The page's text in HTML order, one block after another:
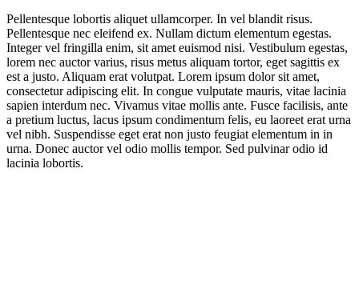
Pellentesque lobortis aliquet ullamcorper. In vel blandit risus.
Pellentesque nec eleifend ex. Nullam dictum elementum egestas.
Integer vel fringilla enim, sit amet euismod nisi. Vestibulum egestas,
lorem nec auctor varius, risus metus aliquam tortor, eget sagittis ex
est a justo. Aliquam erat volutpat. Lorem ipsum dolor sit amet,
consectetur adipiscing elit. In congue vulputate mauris, vitae lacinia
sapien interdum nec. Vivamus vitae mollis ante. Fusce facilisis, ante
a pretium luctus, lacus ipsum condimentum felis, eu laoreet erat urna
vel nibh. Suspendisse eget erat non justo feugiat elementum in in
urna. Donec auctor vel odio mollis tempor. Sed pulvinar odio id
lacinia lobortis.